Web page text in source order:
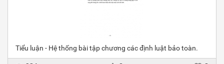
Tiểu luận - Hệ thống bài tập chương các định luật bảo toàn.